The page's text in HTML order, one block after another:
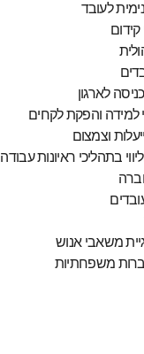
לעובד
קידום
לארגון
למידה והפקת לקחים
וצמצום
בתהליכי ראיונות עבודה
משאבי אנוש
משפחתיות